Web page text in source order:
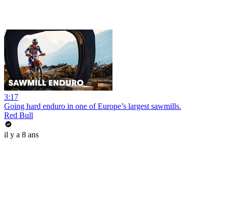
3:17
Going hard enduro in one of Europe’s largest sawmills.
Red Bull
il y a 8 ans